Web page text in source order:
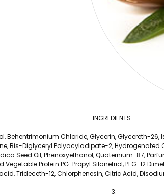
INGREDIENTS :
Behentrimonium Chloride, Glycerin, Glycereth-26,
Bis-Diglyceryl Polyacyladipate-2,
Seed Oil, Phenoxyethanol, Quaternium-87,
Protein PG-Propyl Silanetriol, PEG-12
Trideceth-12, Chlorphenesin, Citric Acid,